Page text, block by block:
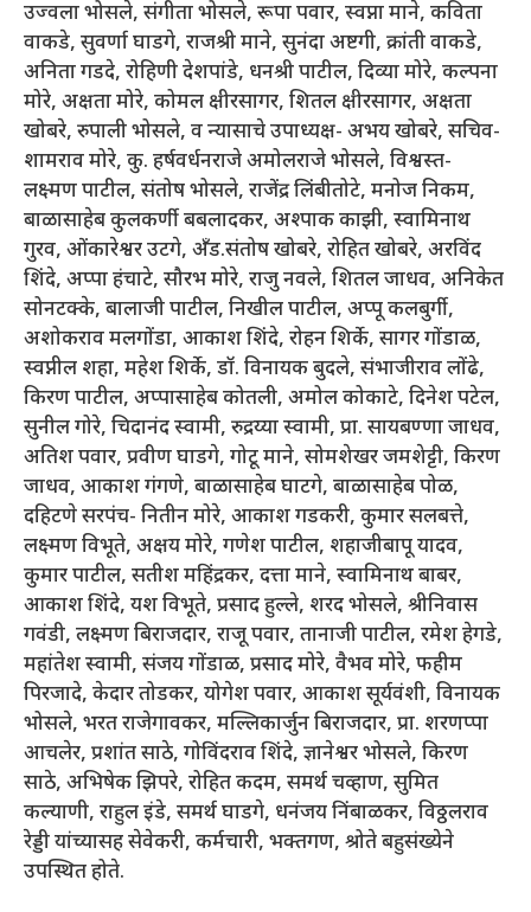
उज्वला भोसले, संगीता भोसले, रूपा पवार, स्वप्ना माने, कविता
वाकडे, सुवर्णा घाडगे, राजश्री माने, सुनंदा अष्टगी, क्रांती वाकडे,
अनिता गडदे, रोहिणी देशपांडे, धनश्री पाटील, दिव्या मोरे, कल्पना
मोरे, अक्षता मोरे, कोमल क्षीरसागर, शितल क्षीरसागर, अक्षता
खोबरे, रुपाली भोसले, व न्यासाचे उपाध्यक्ष- अभय खोबरे, सचिव-
शामराव मोरे, कु. हर्षवर्धनराजे अमोलराजे भोसले, विश्वस्त-
लक्ष्मण पाटील, संतोष भोसले, राजेंद्र लिंबीतोटे, मनोज निकम,
बाळासाहेब कुलकर्णी बबलादकर, अश्पाक काझी, स्वामिनाथ
गुरव, ओंकारेश्वर उटगे, अँड.संतोष खोबरे, रोहित खोबरे, अरविंद
शिंदे, अप्पा हंचाटे, सौरभ मोरे, राजु नवले, शितल जाधव, अनिकेत
सोनटक्के, बालाजी पाटील, निखील पाटील, अप्पू कलबुर्गी,
अशोकराव मलगोंडा, आकाश शिंदे, रोहन शिर्के, सागर गोंडाळ,
स्वप्नील शहा, महेश शिर्के, डॉ. विनायक बुदले, संभाजीराव लोंढे,
किरण पाटील, अप्पासाहेब कोतली, अमोल कोकाटे, दिनेश पटेल,
सुनील गोरे, चिदानंद स्वामी, रुद्रय्या स्वामी, प्रा. सायबण्णा जाधव,
अतिश पवार, प्रवीण घाडगे, गोटू माने, सोमशेखर जमशेट्टी, किरण
जाधव, आकाश गंगणे, बाळासाहेब घाटगे, बाळासाहेब पोळ,
दहिटणे सरपंच- नितीन मोरे, आकाश गडकरी, कुमार सलबत्ते,
लक्ष्मण विभूते, अक्षय मोरे, गणेश पाटील, शहाजीबापू यादव,
कुमार पाटील, सतीश महिंद्रकर, दत्ता माने, स्वामिनाथ बाबर,
आकाश शिंदे, यश विभूते, प्रसाद हुल्ले, शरद भोसले, श्रीनिवास
गवंडी, लक्ष्मण बिराजदार, राजू पवार, तानाजी पाटील, रमेश हेगडे,
महांतेश स्वामी, संजय गोंडाळ, प्रसाद मोरे, वैभव मोरे, फहीम
पिरजादे, केदार तोडकर, योगेश पवार, आकाश सूर्यवंशी, विनायक
भोसले, भरत राजेगावकर, मल्लिकार्जुन बिराजदार, प्रा. शरणप्पा
आचलेर, प्रशांत साठे, गोविंदराव शिंदे, ज्ञानेश्वर भोसले, किरण
साठे, अभिषेक झिपरे, रोहित कदम, समर्थ चव्हाण, सुमित
कल्याणी, राहुल इंडे, समर्थ घाडगे, धनंजय निंबाळकर, विठ्ठलराव
रेड्डी यांच्यासह सेवेकरी, कर्मचारी, भक्तगण, श्रोते बहुसंख्येने
उपस्थित होते.